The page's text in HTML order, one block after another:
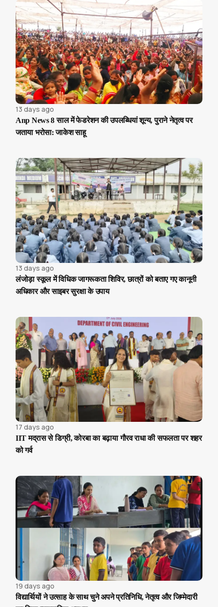
13 days ago
Anp News 8 साल में फेडरेशन की उपलब्धियां शून्य, पुराने नेतृत्व पर
जताया भरोसा: जाकेश साहू
13 days ago
लंजोड़ा स्कूल में विधिक जागरूकता शिविर, छात्रों को बताए गए कानूनी
अधिकार और साइबर सुरक्षा के उपाय
17 days ago
IIT मद्रास से डिग्री, कोरबा का बढ़ाया गौरव राधा की सफलता पर शहर
को गर्व
19 days ago
विद्यार्थियों ने उत्साह के साथ चुने अपने प्रतिनिधि, नेतृत्व और जिम्मेदारी